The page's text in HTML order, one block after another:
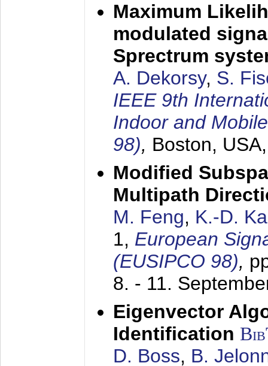
Maximum
modulated
Sprectrum
A. Dekorsy, S.
IEEE 9th
Indoor and
98), Boston,
Modified
Multipath
M. Feng, K.-D.
1, European
(EUSIPCO 98),
8. - 11.
Eigenvector
Identification
D. Boss, B.